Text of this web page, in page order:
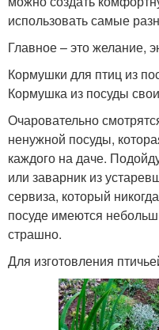
использовать самые
Главное – это желание,
Кормушки для птиц из
Кормушка из посуды
Очаровательно
ненужной посуды,
каждого на даче.
или заварник из
сервиза, который
посуде имеются
страшно.
Для изготовления